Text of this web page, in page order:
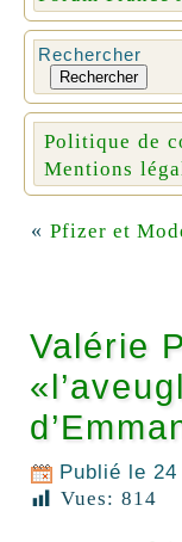
Rechercher
Rechercher
Politique de
Mentions
« Pfizer et
Valérie
Publié le 24
Vues: 814